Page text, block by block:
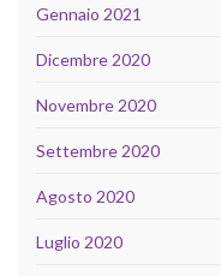
Gennaio 2021
Dicembre 2020
Novembre 2020
Settembre 2020
Agosto 2020
Luglio 2020